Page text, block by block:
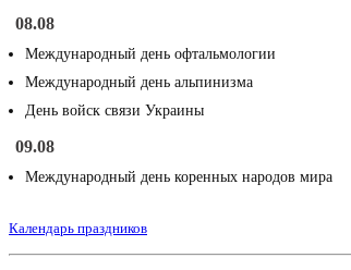
08.08
Международный день офтальмологии
Международный день альпинизма
День войск связи Украины
09.08
Международный день коренных народов мира
Календарь праздников